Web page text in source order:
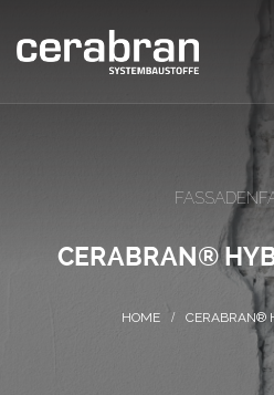
CERABRAN®
CERABRAN®